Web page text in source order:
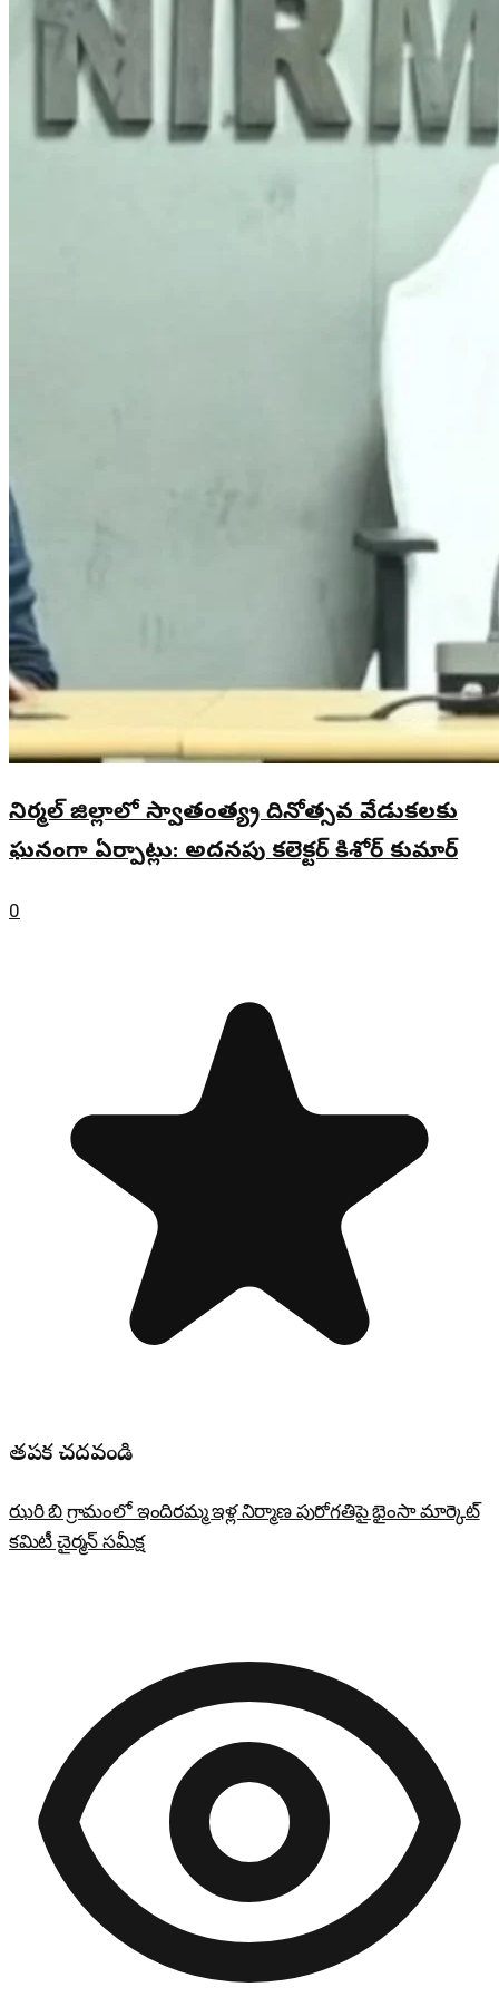
నిర్మల్ జిల్లాలో స్వాతంత్య్ర దినోత్సవ వేడుకలకు
ఘనంగా ఏర్పాట్లు: అదనపు కలెక్టర్ కిశోర్ కుమార్
0
తప్పక చదవండి
ఝరి బి గ్రామంలో ఇందిరమ్మ ఇళ్ల నిర్మాణ పురోగతిపై భైంసా మార్కెట్
కమిటీ చైర్మన్ సమీక్ష